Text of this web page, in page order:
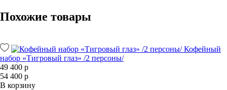
Похожие товары
Кофейный
набор «Тигровый глаз» /2 персоны/
49 400 р
54 400 р
В корзину